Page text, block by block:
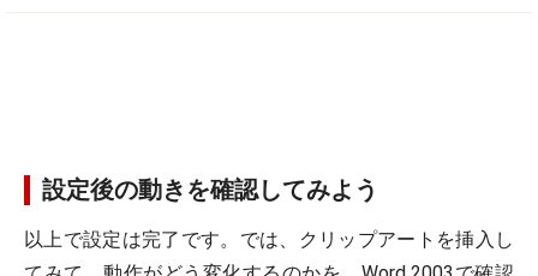
設定後の動きを確認してみよう
以上で設定は完了です。では、クリップアートを挿入し